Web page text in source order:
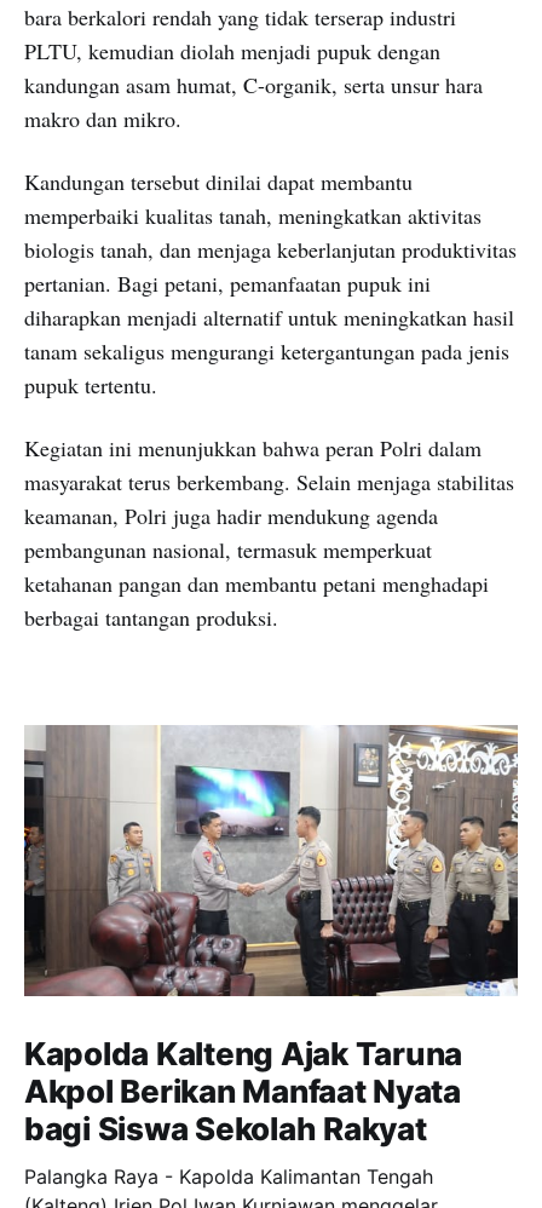
bara berkalori rendah yang tidak terserap industri
PLTU, kemudian diolah menjadi pupuk dengan
kandungan asam humat, C-organik, serta unsur hara
makro dan mikro.
Kandungan tersebut dinilai dapat membantu
memperbaiki kualitas tanah, meningkatkan aktivitas
biologis tanah, dan menjaga keberlanjutan produktivitas
pertanian. Bagi petani, pemanfaatan pupuk ini
diharapkan menjadi alternatif untuk meningkatkan hasil
tanam sekaligus mengurangi ketergantungan pada jenis
pupuk tertentu.
Kegiatan ini menunjukkan bahwa peran Polri dalam
masyarakat terus berkembang. Selain menjaga stabilitas
keamanan, Polri juga hadir mendukung agenda
pembangunan nasional, termasuk memperkuat
ketahanan pangan dan membantu petani menghadapi
berbagai tantangan produksi.
Kapolda Kalteng Ajak Taruna
Akpol Berikan Manfaat Nyata
bagi Siswa Sekolah Rakyat
Palangka Raya - Kapolda Kalimantan Tengah